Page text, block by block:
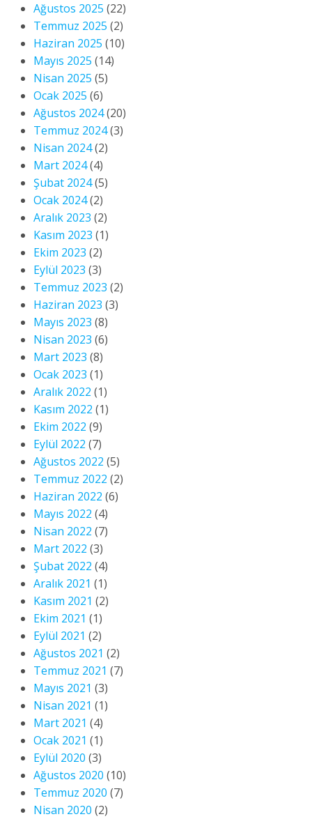
Ağustos 2025 (22)
Temmuz 2025 (2)
Haziran 2025 (10)
Mayıs 2025 (14)
Nisan 2025 (5)
Ocak 2025 (6)
Ağustos 2024(20)
Temmuz 2024(3)
Nisan 2024(2)
Mart 2024(4)
Şubat 2024(5)
Ocak 2024(2)
Aralık 2023 (2)
Kasım 2023 (1)
Ekim 2023 (2)
Eylül 2023 (3)
Temmuz 2023 (2)
Haziran 2023 (3)
Mayıs 2023 (8)
Nisan 2023 (6)
Mart 2023 (8)
Ocak 2023 (1)
Aralık 2022 (1)
Kasım 2022 (1)
Ekim 2022 (9)
Eylül 2022 (7)
Ağustos 2022 (5)
Temmuz 2022 (2)
Haziran 2022 (6)
Mayıs 2022 (4)
Nisan 2022 (7)
Mart 2022 (3)
Şubat 2022 (4)
Aralık 2021 (1)
Kasım 2021 (2)
Ekim 2021 (1)
Eylül 2021 (2)
Ağustos 2021 (2)
Temmuz 2021 (7)
Mayıs 2021 (3)
Nisan 2021 (1)
Mart 2021 (4)
Ocak 2021 (1)
Eylül 2020 (3)
Ağustos 2020 (10)
Temmuz 2020 (7)
Nisan 2020 (2)